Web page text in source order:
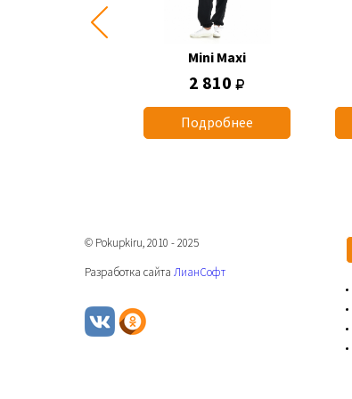
Mini Maxi
2 810
Подробнее
© Pokupkiru, 2010 - 2025
Разработка сайта ЛианСофт